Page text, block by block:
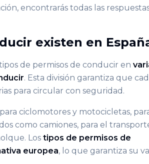
encontrarás todas las
existen en
de permisos de conducir en
. Esta división garantiza que
para circular con seguridad.
ciclomotores y motocicletas,
como camiones, para el
Los tipos de permisos de
europea, lo que garantiza su